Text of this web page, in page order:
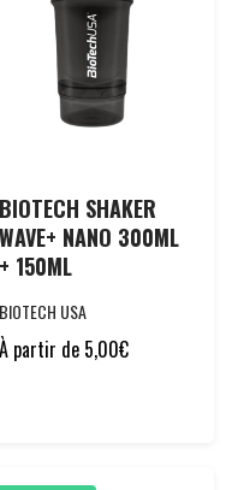
BIOTECH SHAKER
WAVE+ NANO 300ML
+ 150ML
BIOTECH USA
À partir de 5,00€